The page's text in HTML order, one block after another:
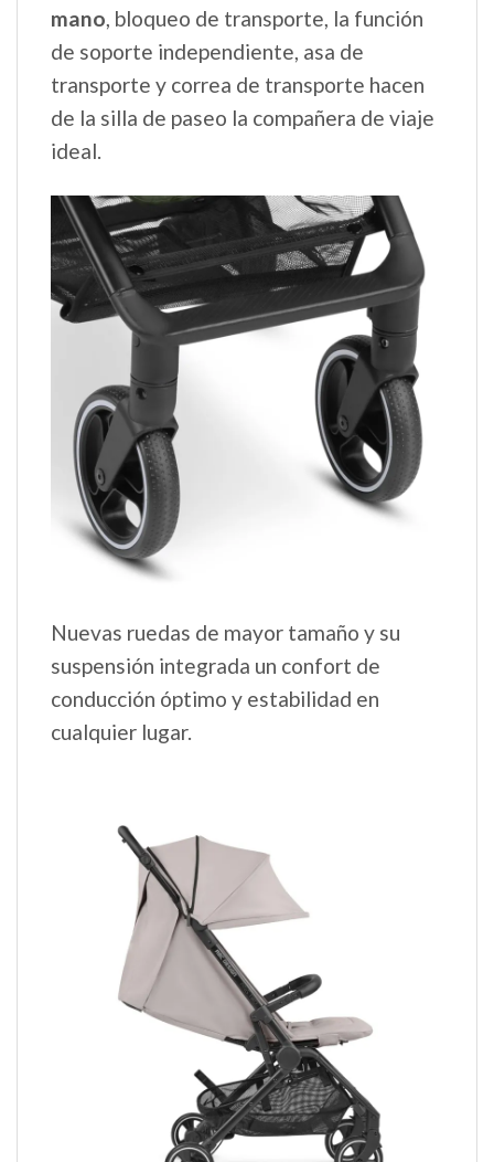
mano, bloqueo de transporte, la función
de soporte independiente, asa de
transporte y correa de transporte hacen
de la silla de paseo la compañera de viaje
ideal.
Nuevas ruedas de mayor tamaño y su
suspensión integrada un confort de
conducción óptimo y estabilidad en
cualquier lugar.